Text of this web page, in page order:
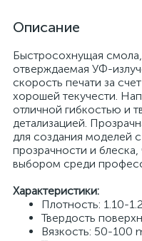
Описание
Быстросохнущая
отверждаемая УФ-
скорость печати за
хорошей текучести.
отличной гибкостью и
детализацией.
для создания моделей
прозрачности и
выбором среди
Характеристики:
Плотность: 1.10-
Твердость
Вязкость: 50-100